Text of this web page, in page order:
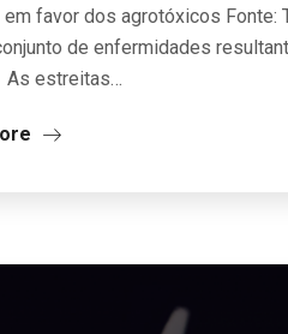
em favor dos agrotóxicos
de enfermidades
estreitas…